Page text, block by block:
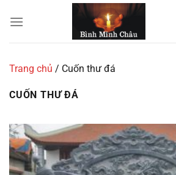
đến
Trang chủ / Cuốn thư đá
CUỐN THƯ ĐÁ